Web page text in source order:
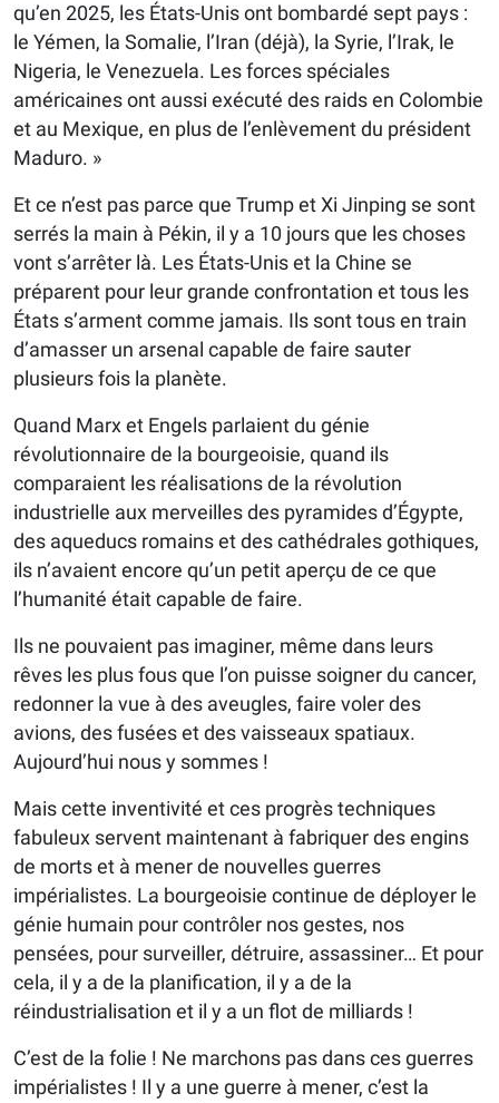
qu’en 2025, les États-Unis ont bombardé sept pays :
le Yémen, la Somalie, l’Iran (déjà), la Syrie, l’Irak, le
Nigeria, le Venezuela. Les forces spéciales
américaines ont aussi exécuté des raids en Colombie
et au Mexique, en plus de l’enlèvement du président
Maduro. »
Et ce n’est pas parce que Trump et Xi Jinping se sont
serrés la main à Pékin, il y a 10 jours que les choses
vont s’arrêter là. Les États-Unis et la Chine se
préparent pour leur grande confrontation et tous les
États s’arment comme jamais. Ils sont tous en train
d’amasser un arsenal capable de faire sauter
plusieurs fois la planète.
Quand Marx et Engels parlaient du génie
révolutionnaire de la bourgeoisie, quand ils
comparaient les réalisations de la révolution
industrielle aux merveilles des pyramides d’Égypte,
des aqueducs romains et des cathédrales gothiques,
ils n’avaient encore qu’un petit aperçu de ce que
l’humanité était capable de faire.
Ils ne pouvaient pas imaginer, même dans leurs
rêves les plus fous que l’on puisse soigner du cancer,
redonner la vue à des aveugles, faire voler des
avions, des fusées et des vaisseaux spatiaux.
Aujourd’hui nous y sommes !
Mais cette inventivité et ces progrès techniques
fabuleux servent maintenant à fabriquer des engins
de morts et à mener de nouvelles guerres
impérialistes. La bourgeoisie continue de déployer le
génie humain pour contrôler nos gestes, nos
pensées, pour surveiller, détruire, assassiner… Et pour
cela, il y a de la planification, il y a de la
réindustrialisation et il y a un flot de milliards !
C’est de la folie ! Ne marchons pas dans ces guerres
impérialistes ! Il y a une guerre à mener, c’est la